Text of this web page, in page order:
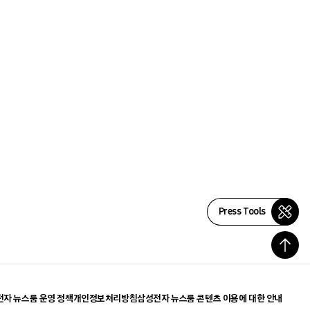
Press Tools
자 뉴스룸 운영 정책개인정보처리방침삼성전자 뉴스룸 콘텐츠 이용에 대한 안내